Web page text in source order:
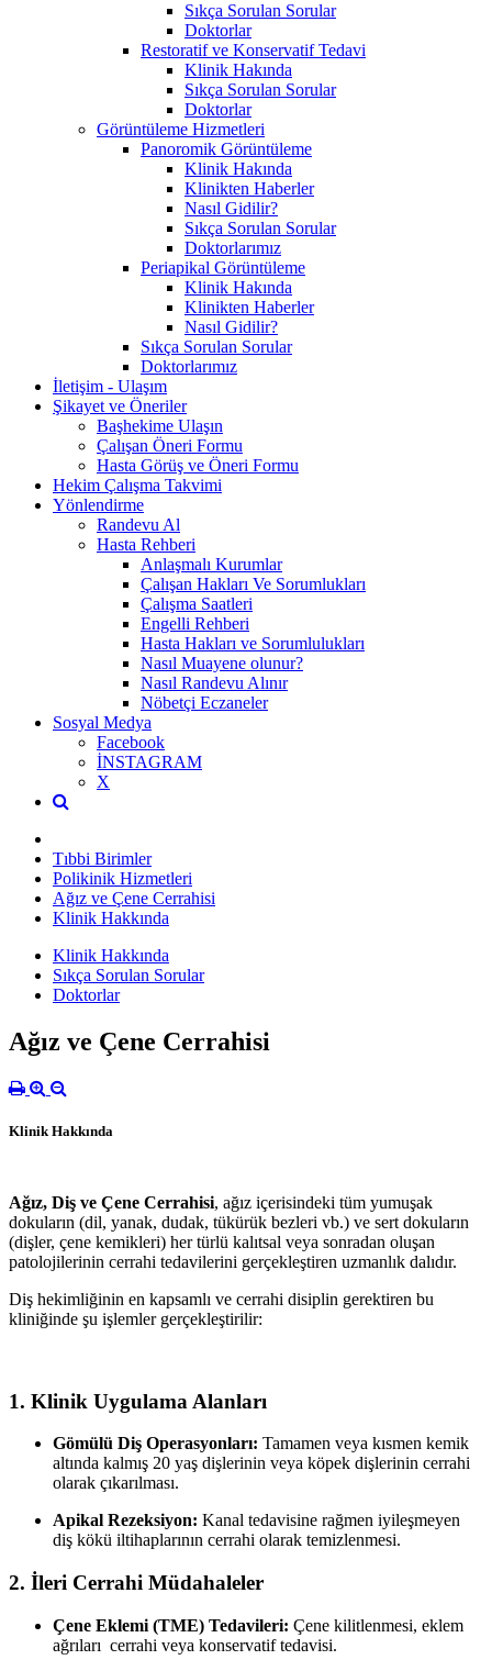
Sıkça Sorulan Sorular
Doktorlar
Restoratif ve Konservatif Tedavi
Klinik Hakında
Sıkça Sorulan Sorular
Doktorlar
Görüntüleme Hizmetleri
Panoromik Görüntüleme
Klinik Hakında
Klinikten Haberler
Nasıl Gidilir?
Sıkça Sorulan Sorular
Doktorlarımız
Periapikal Görüntüleme
Klinik Hakında
Klinikten Haberler
Nasıl Gidilir?
Sıkça Sorulan Sorular
Doktorlarımız
İletişim - Ulaşım
Şikayet ve Öneriler
Başhekime Ulaşın
Çalışan Öneri Formu
Hasta Görüş ve Öneri Formu
Hekim Çalışma Takvimi
Yönlendirme
Randevu Al
Hasta Rehberi
Anlaşmalı Kurumlar
Çalışan Hakları Ve Sorumlukları
Çalışma Saatleri
Engelli Rehberi
Hasta Hakları ve Sorumlulukları
Nasıl Muayene olunur?
Nasıl Randevu Alınır
Nöbetçi Eczaneler
Sosyal Medya
Facebook
İNSTAGRAM
X
Tıbbi Birimler
Polikinik Hizmetleri
Ağız ve Çene Cerrahisi
Klinik Hakkında
Klinik Hakkında
Sıkça Sorulan Sorular
Doktorlar
Ağız ve Çene Cerrahisi
Klinik Hakkında
Ağız, Diş ve Çene Cerrahisi, ağız içerisindeki tüm yumuşak
dokuların (dil, yanak, dudak, tükürük bezleri vb.) ve sert dokuların
(dişler, çene kemikleri) her türlü kalıtsal veya sonradan oluşan
patolojilerinin cerrahi tedavilerini gerçekleştiren uzmanlık dalıdır.
Diş hekimliğinin en kapsamlı ve cerrahi disiplin gerektiren bu
kliniğinde şu işlemler gerçekleştirilir:
1. Klinik Uygulama Alanları
Gömülü Diş Operasyonları: Tamamen veya kısmen kemik
altında kalmış 20 yaş dişlerinin veya köpek dişlerinin cerrahi
olarak çıkarılması.
Apikal Rezeksiyon: Kanal tedavisine rağmen iyileşmeyen
diş kökü iltihaplarının cerrahi olarak temizlenmesi.
2. İleri Cerrahi Müdahaleler
Çene Eklemi (TME) Tedavileri: Çene kilitlenmesi, eklem
ağrıları cerrahi veya konservatif tedavisi.